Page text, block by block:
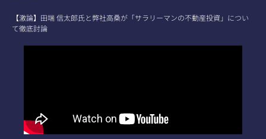
【激論】田端 信太郎氏と弊社高桑が「サラリーマンの不動産投資」につい
て徹底討論